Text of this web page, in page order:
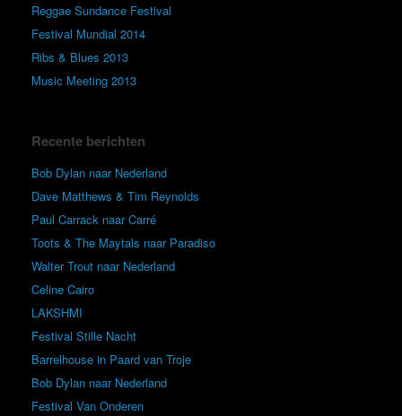
Reggae Sundance Festival
Festival Mundial 2014
Ribs & Blues 2013
Music Meeting 2013
Recente berichten
Bob Dylan naar Nederland
Dave Matthews & Tim Reynolds
Paul Carrack naar Carré
Toots & The Maytals naar Paradiso
Walter Trout naar Nederland
Celine Cairo
LAKSHMI
Festival Stille Nacht
Barrelhouse in Paard van Troje
Bob Dylan naar Nederland
Festival Van Onderen